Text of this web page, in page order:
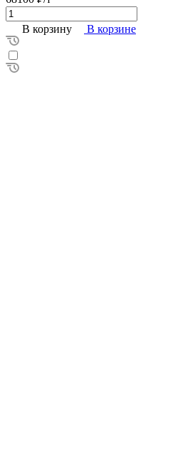
В корзину В корзине